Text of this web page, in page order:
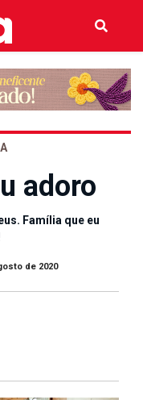
adoro
Família que eu
de 2020